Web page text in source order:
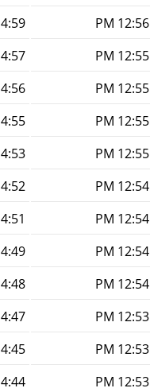
12:56 PM
4:59 PM
12:55 PM
4:57 PM
12:55 PM
4:56 PM
12:55 PM
4:55 PM
12:55 PM
4:53 PM
12:54 PM
4:52 PM
12:54 PM
4:51 PM
12:54 PM
4:49 PM
12:54 PM
4:48 PM
12:53 PM
4:47 PM
12:53 PM
4:45 PM
12:53 PM
4:44 PM